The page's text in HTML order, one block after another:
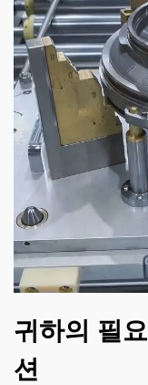
귀하의 필
션